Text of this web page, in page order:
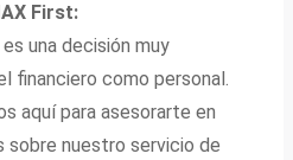
First:
una decisión muy
financiero como personal.
aquí para asesorarte en
sobre nuestro servicio de